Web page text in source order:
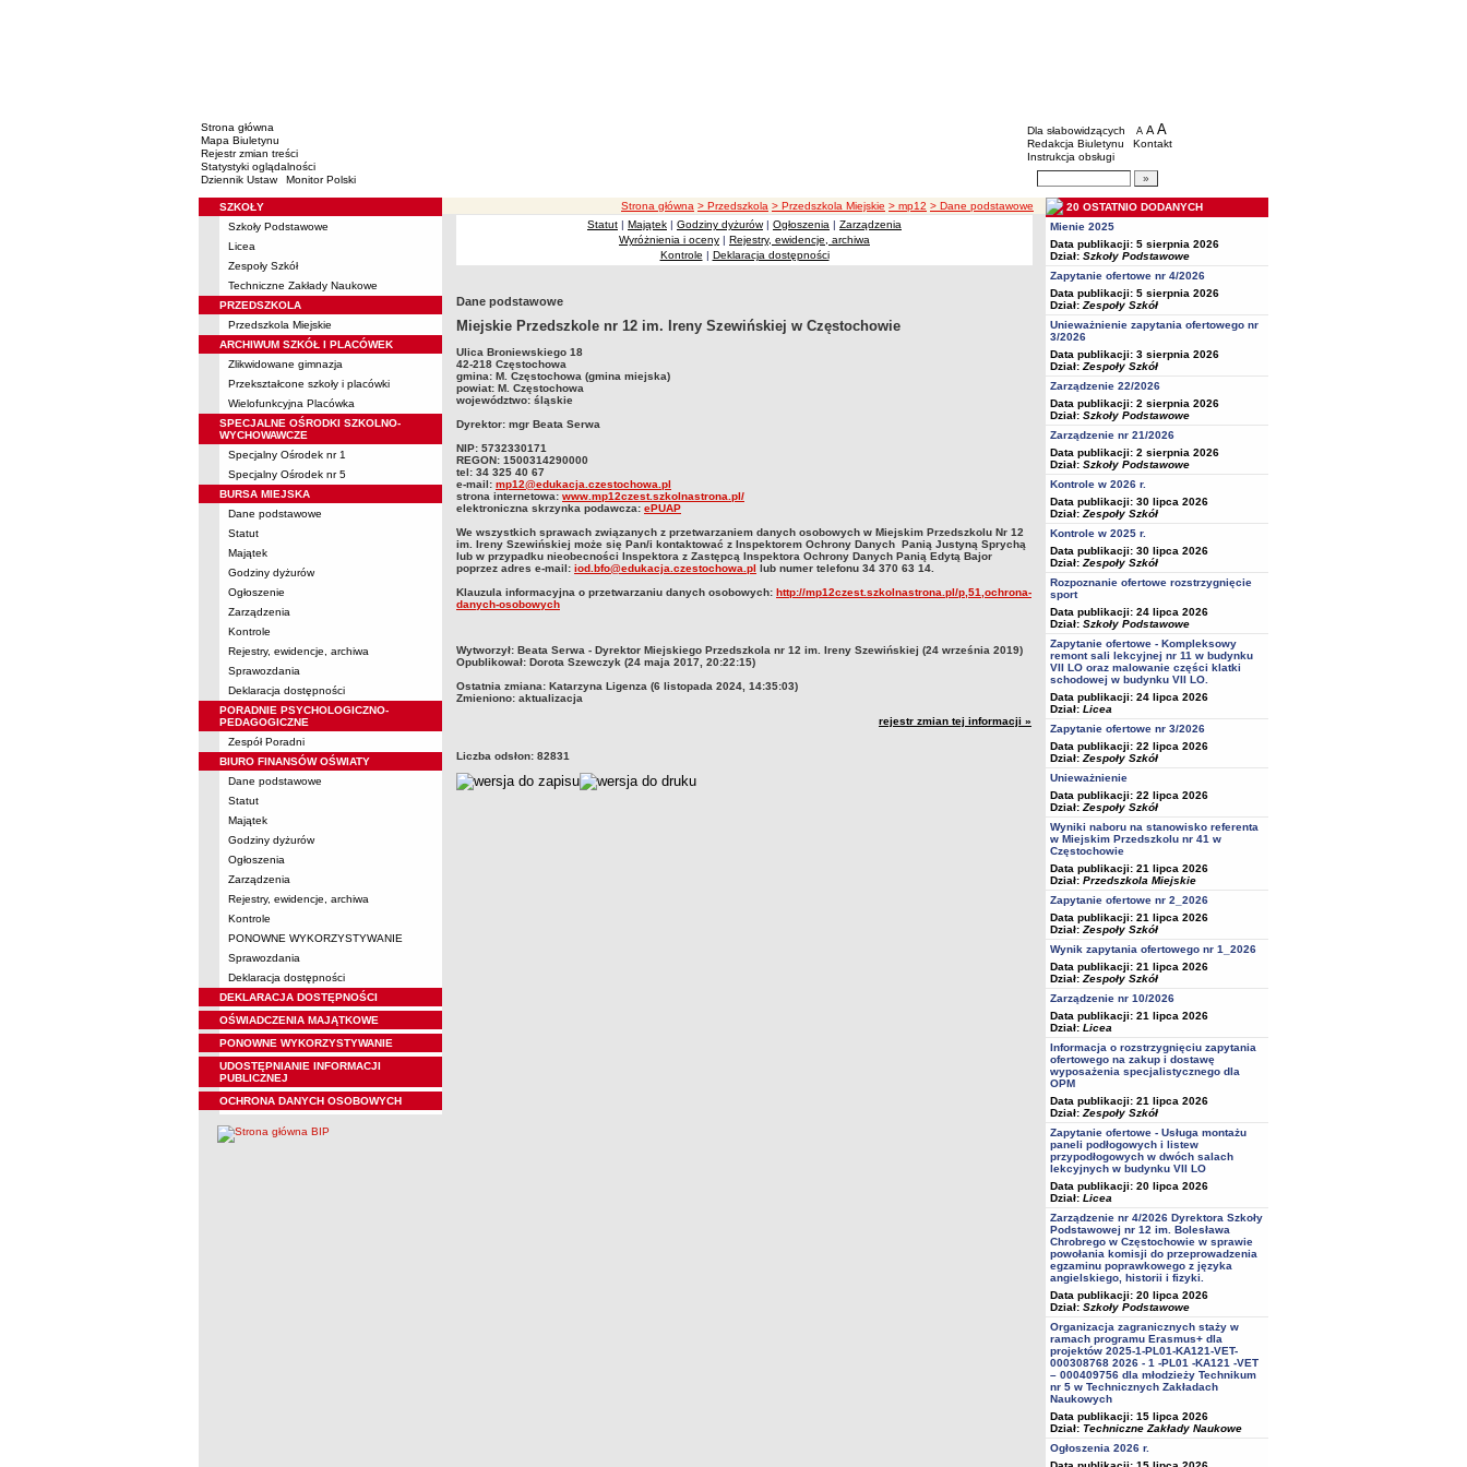
Strona główna
Mapa Biuletynu
Rejestr zmian treści
Statystyki oglądalności
Dziennik Ustaw
Monitor Polski
BIP - Oświata Częstochowa
Menu dodatkowe
Dla słabowidzących A pomniejsz czcionkę
A standardowy rozmiar czcionki
A
Redakcja Biuletynu
Kontakt
Instrukcja obsługi
Wyszukiwarka artykułów
Menu
SZKOŁY
Szkoły Podstawowe
Licea
Zespoły Szkół
Techniczne Zakłady Naukowe
PRZEDSZKOLA
Przedszkola Miejskie
ARCHIWUM SZKÓŁ I PLACÓWEK
Zlikwidowane gimnazja
Przekształcone szkoły i placówki
Wielofunkcyjna Placówka
SPECJALNE OŚRODKI SZKOLNO-
WYCHOWAWCZE
Specjalny Ośrodek nr 1
Specjalny Ośrodek nr 5
BURSA MIEJSKA
Dane podstawowe
Statut
Majątek
Godziny dyżurów
Ogłoszenie
Zarządzenia
Kontrole
Rejestry, ewidencje, archiwa
Sprawozdania
Deklaracja dostępności
PORADNIE PSYCHOLOGICZNO-
PEDAGOGICZNE
Zespół Poradni
BIURO FINANSÓW OŚWIATY
Dane podstawowe
Statut
Majątek
Godziny dyżurów
Ogłoszenia
Zarządzenia
Rejestry, ewidencje, archiwa
Kontrole
PONOWNE WYKORZYSTYWANIE
Sprawozdania
Deklaracja dostępności
DEKLARACJA DOSTĘPNOŚCI
OŚWIADCZENIA MAJĄTKOWE
PONOWNE WYKORZYSTYWANIE
UDOSTĘPNIANIE INFORMACJI
PUBLICZNEJ
OCHRONA DANYCH OSOBOWYCH
ścieżka nawigacji
Strona główna > Przedszkola > Przedszkola Miejskie > mp12 > Dane podstawowe
Statut | Majątek | Godziny dyżurów| Ogłoszenia | Zarządzenia
Wyróżnienia i oceny | Rejestry, ewidencje, archiwa
Kontrole | Deklaracja dostępności
Dane podstawowe
Miejskie Przedszkole nr 12 im. Ireny Szewińskiej w Częstochowie
Ulica Broniewskiego 18
42-218 Częstochowa
gmina: M. Częstochowa (gmina miejska)
powiat: M. Częstochowa
województwo: śląskie
Dyrektor: mgr Beata Serwa
NIP: 5732330171
REGON: 1500314290000
tel: 34 325 40 67
e-mail: mp12@edukacja.czestochowa.pl
strona internetowa: www.mp12czest.szkolnastrona.pl/
elektroniczna skrzynka podawcza: ePUAP
We wszystkich sprawach związanych z przetwarzaniem danych osobowych w Miejskim Przedszkolu Nr 12
im. Ireny Szewińskiej może się Pan/i kontaktować z Inspektorem Ochrony Danych Panią Justyną Sprychą
lub w przypadku nieobecności Inspektora z Zastępcą Inspektora Ochrony Danych Panią Edytą Bajor
poprzez adres e-mail: iod.bfo@edukacja.czestochowa.pl lub numer telefonu 34 370 63 14.
Klauzula informacyjna o przetwarzaniu danych osobowych: http://mp12czest.szkolnastrona.pl/p,51,ochrona-
danych-osobowych
metryczka
Wytworzył: Beata Serwa - Dyrektor Miejskiego Przedszkola nr 12 im. Ireny Szewińskiej (24 września 2019)
Opublikował: Dorota Szewczyk (24 maja 2017, 20:22:15)
Ostatnia zmiana: Katarzyna Ligenza (6 listopada 2024, 14:35:03)
Zmieniono: aktualizacja
rejestr zmian tej informacji »
Liczba odsłon: 82831
20 OSTATNIO DODANYCH
Mienie 2025
Data publikacji: 5 sierpnia 2026
Dział: Szkoły Podstawowe
Zapytanie ofertowe nr 4/2026
Data publikacji: 5 sierpnia 2026
Dział: Zespoły Szkół
Unieważnienie zapytania ofertowego nr
3/2026
Data publikacji: 3 sierpnia 2026
Dział: Zespoły Szkół
Zarządzenie 22/2026
Data publikacji: 2 sierpnia 2026
Dział: Szkoły Podstawowe
Zarządzenie nr 21/2026
Data publikacji: 2 sierpnia 2026
Dział: Szkoły Podstawowe
Kontrole w 2026 r.
Data publikacji: 30 lipca 2026
Dział: Zespoły Szkół
Kontrole w 2025 r.
Data publikacji: 30 lipca 2026
Dział: Zespoły Szkół
Rozpoznanie ofertowe rozstrzygnięcie
sport
Data publikacji: 24 lipca 2026
Dział: Szkoły Podstawowe
Zapytanie ofertowe - Kompleksowy
remont sali lekcyjnej nr 11 w budynku
VII LO oraz malowanie części klatki
schodowej w budynku VII LO.
Data publikacji: 24 lipca 2026
Dział: Licea
Zapytanie ofertowe nr 3/2026
Data publikacji: 22 lipca 2026
Dział: Zespoły Szkół
Unieważnienie
Data publikacji: 22 lipca 2026
Dział: Zespoły Szkół
Wyniki naboru na stanowisko referenta
w Miejskim Przedszkolu nr 41 w
Częstochowie
Data publikacji: 21 lipca 2026
Dział: Przedszkola Miejskie
Zapytanie ofertowe nr 2_2026
Data publikacji: 21 lipca 2026
Dział: Zespoły Szkół
Wynik zapytania ofertowego nr 1_2026
Data publikacji: 21 lipca 2026
Dział: Zespoły Szkół
Zarządzenie nr 10/2026
Data publikacji: 21 lipca 2026
Dział: Licea
Informacja o rozstrzygnięciu zapytania
ofertowego na zakup i dostawę
wyposażenia specjalistycznego dla
OPM
Data publikacji: 21 lipca 2026
Dział: Zespoły Szkół
Zapytanie ofertowe - Usługa montażu
paneli podłogowych i listew
przypodłogowych w dwóch salach
lekcyjnych w budynku VII LO
Data publikacji: 20 lipca 2026
Dział: Licea
Zarządzenie nr 4/2026 Dyrektora Szkoły
Podstawowej nr 12 im. Bolesława
Chrobrego w Częstochowie w sprawie
powołania komisji do przeprowadzenia
egzaminu poprawkowego z języka
angielskiego, historii i fizyki.
Data publikacji: 20 lipca 2026
Dział: Szkoły Podstawowe
Organizacja zagranicznych staży w
ramach programu Erasmus+ dla
projektów 2025-1-PL01-KA121-VET-
000308768 2026 - 1 -PL01 -KA121 -VET
– 000409756 dla młodzieży Technikum
nr 5 w Technicznych Zakładach
Naukowych
Data publikacji: 15 lipca 2026
Dział: Techniczne Zakłady Naukowe
Ogłoszenia 2026 r.